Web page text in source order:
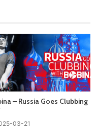
– Russia Goes Clubbing
03-21